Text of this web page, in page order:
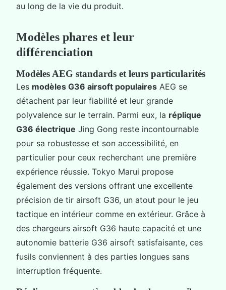
au long de la vie du produit.
Modèles phares et leur
différenciation
Modèles AEG standards et leurs particularités
Les modèles G36 airsoft populaires AEG se
détachent par leur fiabilité et leur grande
polyvalence sur le terrain. Parmi eux, la réplique
G36 électrique Jing Gong reste incontournable
pour sa robustesse et son accessibilité, en
particulier pour ceux recherchant une première
expérience réussie. Tokyo Marui propose
également des versions offrant une excellente
précision de tir airsoft G36, un atout pour le jeu
tactique en intérieur comme en extérieur. Grâce à
des chargeurs airsoft G36 haute capacité et une
autonomie batterie G36 airsoft satisfaisante, ces
fusils conviennent à des parties longues sans
interruption fréquente.